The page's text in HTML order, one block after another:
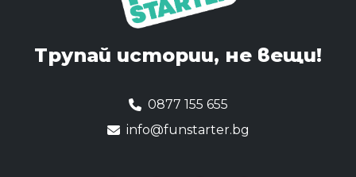
Трупай истории, не вещи!
0877 155 655
info@funstarter.bg